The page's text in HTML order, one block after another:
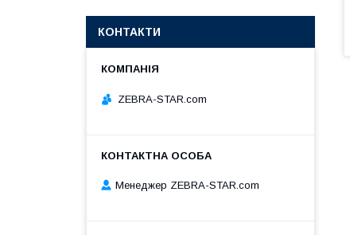
КОНТАКТИ
ZEBRA-STAR.com
Менеджер ZEBRA-STAR.com